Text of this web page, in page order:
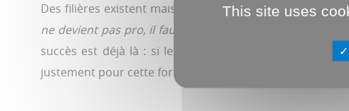
Des filières existent mais peu après le bac. Or, cet
ne devient pas pro, il faut une porte de sortie. Pareil
succès est déjà là : si les deux jeunes hockeyeurs sont
justement pour cette formation.
This site uses